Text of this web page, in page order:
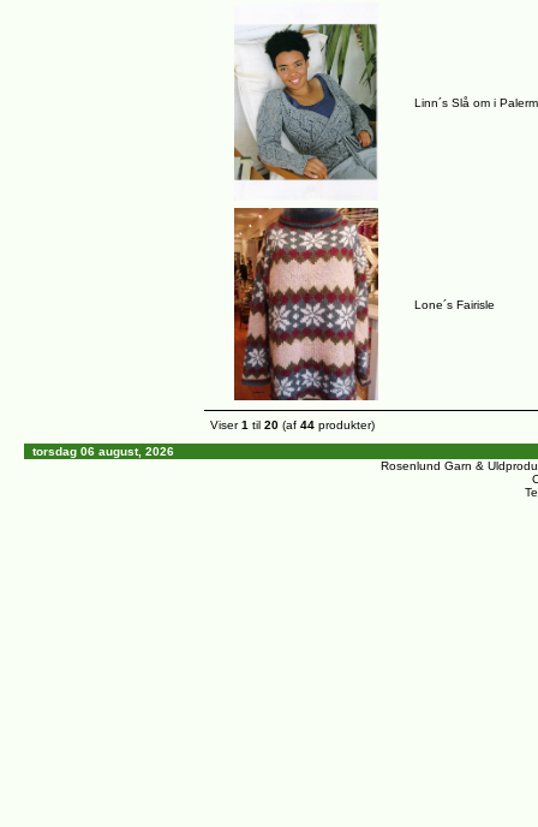
Linn´s Slå om i
Lone´s Fairisle
Viser1 til 20 (af 44 produkter)
torsdag 06 august, 2026
Rosenlund Garn &